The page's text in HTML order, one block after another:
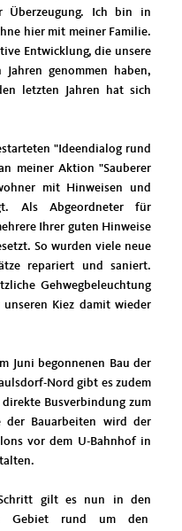
Überzeugung. Ich bin in
hier mit meiner Familie.
Entwicklung, die unsere
genommen haben,
letzten Jahren hat sich
"Ideendialog rund
meiner Aktion "Sauberer
mit Hinweisen und
Als Abgeordneter für
Ihrer guten Hinweise
So wurden viele neue
repariert und saniert.
Gehwegbeleuchtung
Kiez damit wieder
Juni begonnenen Bau der
Nord gibt es zudem
Busverbindung zum
der Bauarbeiten wird der
vor dem U-Bahnhof in
gilt es nun in den
Gebiet rund um den